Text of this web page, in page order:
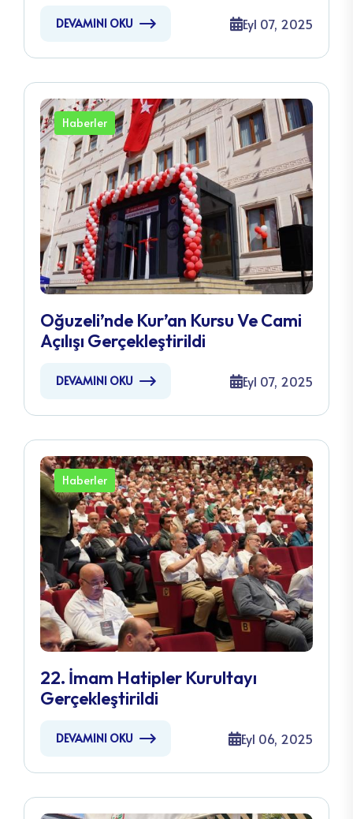
DEVAMINI OKU Eyl 07, 2025
Haberler
Oğuzeli’nde Kur’an Kursu Ve Cami
Açılışı Gerçekleştirildi
DEVAMINI OKU Eyl 07, 2025
Haberler
22. İmam Hatipler Kurultayı
Gerçekleştirildi
DEVAMINI OKU Eyl 06, 2025